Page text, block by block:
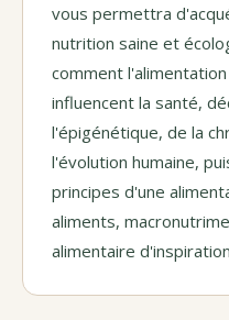
vous permettra
nutrition saine et
comment
influencent la santé,
l'épigénétique, de la
l'évolution humaine,
principes d'une
aliments,
alimentaire